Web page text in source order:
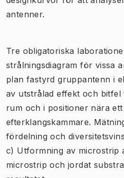
antenner.
Tre obligatoriska
strålningsdiagram för vissa
plan fastyrd gruppantenn i
av utstrålad effekt och
rum och i positioner nära
efterklangskammare.
fördelning och
c) Utformning av microstrip
microstrip och jordat